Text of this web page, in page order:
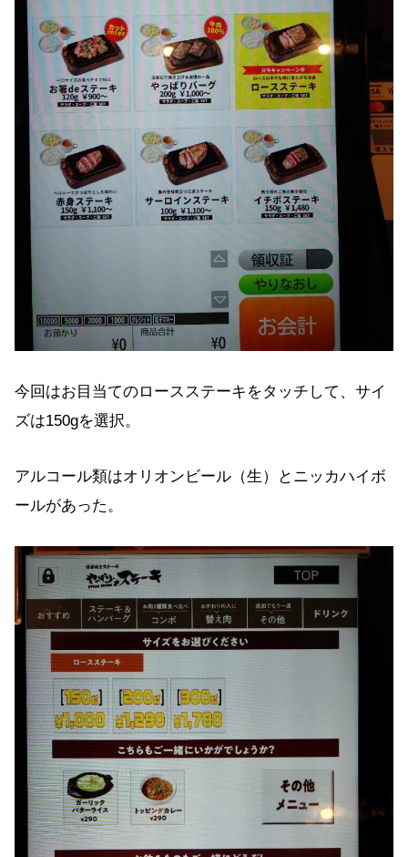
今回はお目当てのロースステーキをタッチして、サイ
ズは150gを選択。
アルコール類はオリオンビール（生）とニッカハイボ
ールがあった。